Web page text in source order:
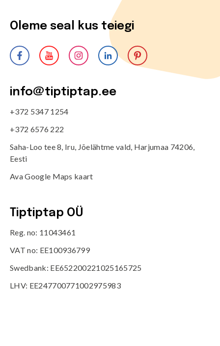
Oleme seal kus teiegi
info@tiptiptap.ee
+372 5347 1254
+372 6576 222
Saha-Loo tee 8, Iru, Jõelähtme vald, Harjumaa 74206,
Eesti
Ava Google Maps kaart
Tiptiptap OÜ
Reg. no: 11043461
VAT no: EE100936799
Swedbank: EE652200221025165725
LHV: EE247700771002975983